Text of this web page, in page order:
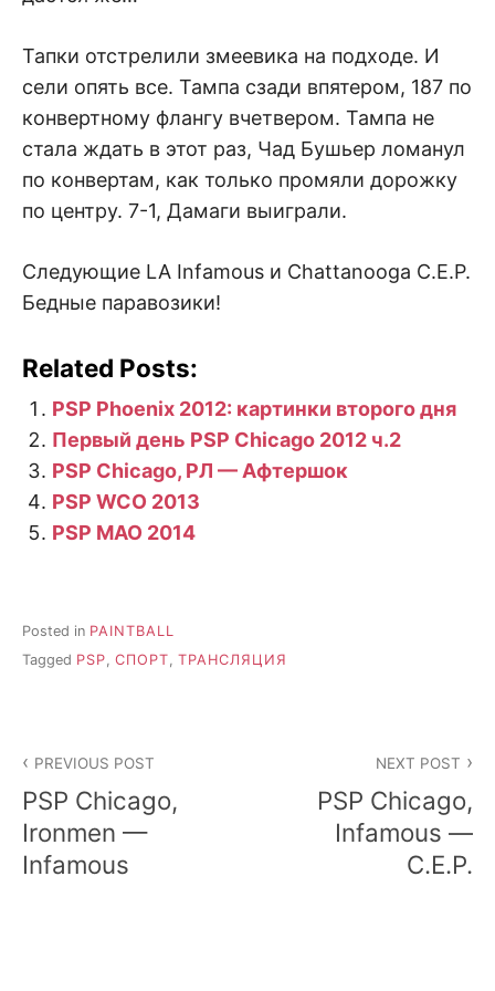
Тапки отстрелили змеевика на подходе. И
сели опять все. Тампа сзади впятером, 187 по
конвертному флангу вчетвером. Тампа не
стала ждать в этот раз, Чад Бушьер ломанул
по конвертам, как только промяли дорожку
по центру. 7-1, Дамаги выиграли.
Следующие LA Infamous и Chattanooga C.E.P.
Бедные паравозики!
Related Posts:
PSP Phoenix 2012: картинки второго дня
Первый день PSP Chicago 2012 ч.2
PSP Chicago, РЛ — Афтершок
PSP WCO 2013
PSP MAO 2014
Posted in PAINTBALL
Tagged PSP, СПОРТ, ТРАНСЛЯЦИЯ
navigation
PREVIOUS POST
PSP Chicago,
Ironmen —
Infamous
NEXT POST
PSP Chicago,
Infamous —
C.E.P.